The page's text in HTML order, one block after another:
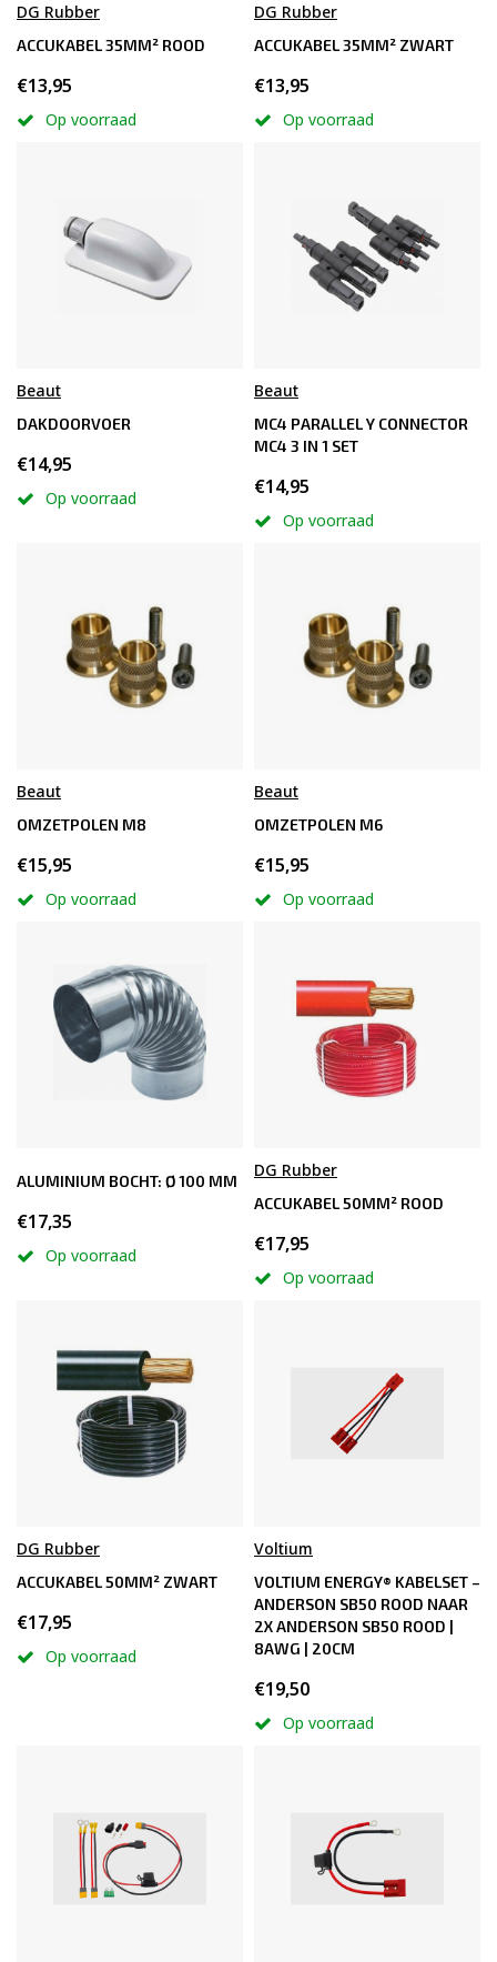
DG Rubber
ACCUKABEL 35MM² ROOD
€13,95
Op voorraad
DG Rubber
ACCUKABEL 35MM² ZWART
€13,95
Op voorraad
Beaut
DAKDOORVOER
€14,95
Op voorraad
Beaut
MC4 PARALLEL Y CONNECTOR
MC4 3 IN 1 SET
€14,95
Op voorraad
Beaut
OMZETPOLEN M8
€15,95
Op voorraad
Beaut
OMZETPOLEN M6
€15,95
Op voorraad
ALUMINIUM BOCHT: Ø 100 MM
€17,35
Op voorraad
DG Rubber
ACCUKABEL 50MM² ROOD
€17,95
Op voorraad
DG Rubber
ACCUKABEL 50MM² ZWART
€17,95
Op voorraad
Voltium
VOLTIUM ENERGY® KABELSET –
ANDERSON SB50 ROOD NAAR
2X ANDERSON SB50 ROOD |
8AWG | 20CM
€19,50
Op voorraad